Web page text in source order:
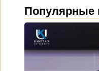
Популярные